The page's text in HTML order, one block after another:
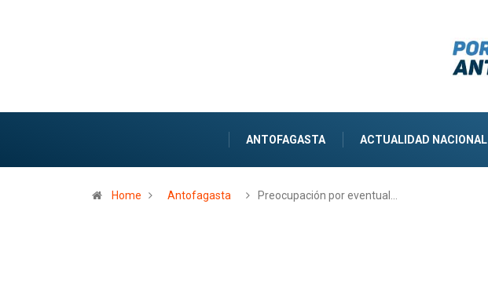
ANTOFAGASTA ACTUALIDAD NACIONAL
Home Antofagasta Preocupación por eventual…